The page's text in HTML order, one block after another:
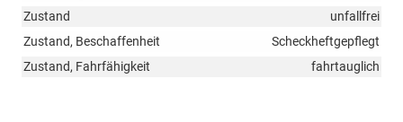
Zustand
unfallfrei
Zustand, Beschaffenheit
Scheckheftgepflegt
Zustand, Fahrfähigkeit
fahrtauglich